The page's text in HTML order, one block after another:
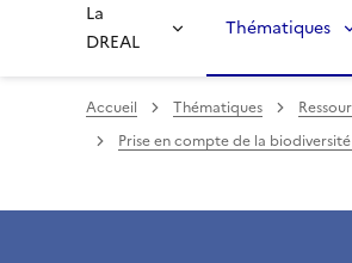
La
DREAL
Thématiques
Accueil Thématiques
Prise en compte de la